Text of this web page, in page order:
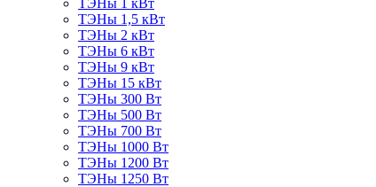
ТЭНы 1 кВт
ТЭНы 1,5 кВт
ТЭНы 2 кВт
ТЭНы 6 кВт
ТЭНы 9 кВт
ТЭНы 15 кВт
ТЭНы 300 Вт
ТЭНы 500 Вт
ТЭНы 700 Вт
ТЭНы 1000 Вт
ТЭНы 1200 Вт
ТЭНы 1250 Вт